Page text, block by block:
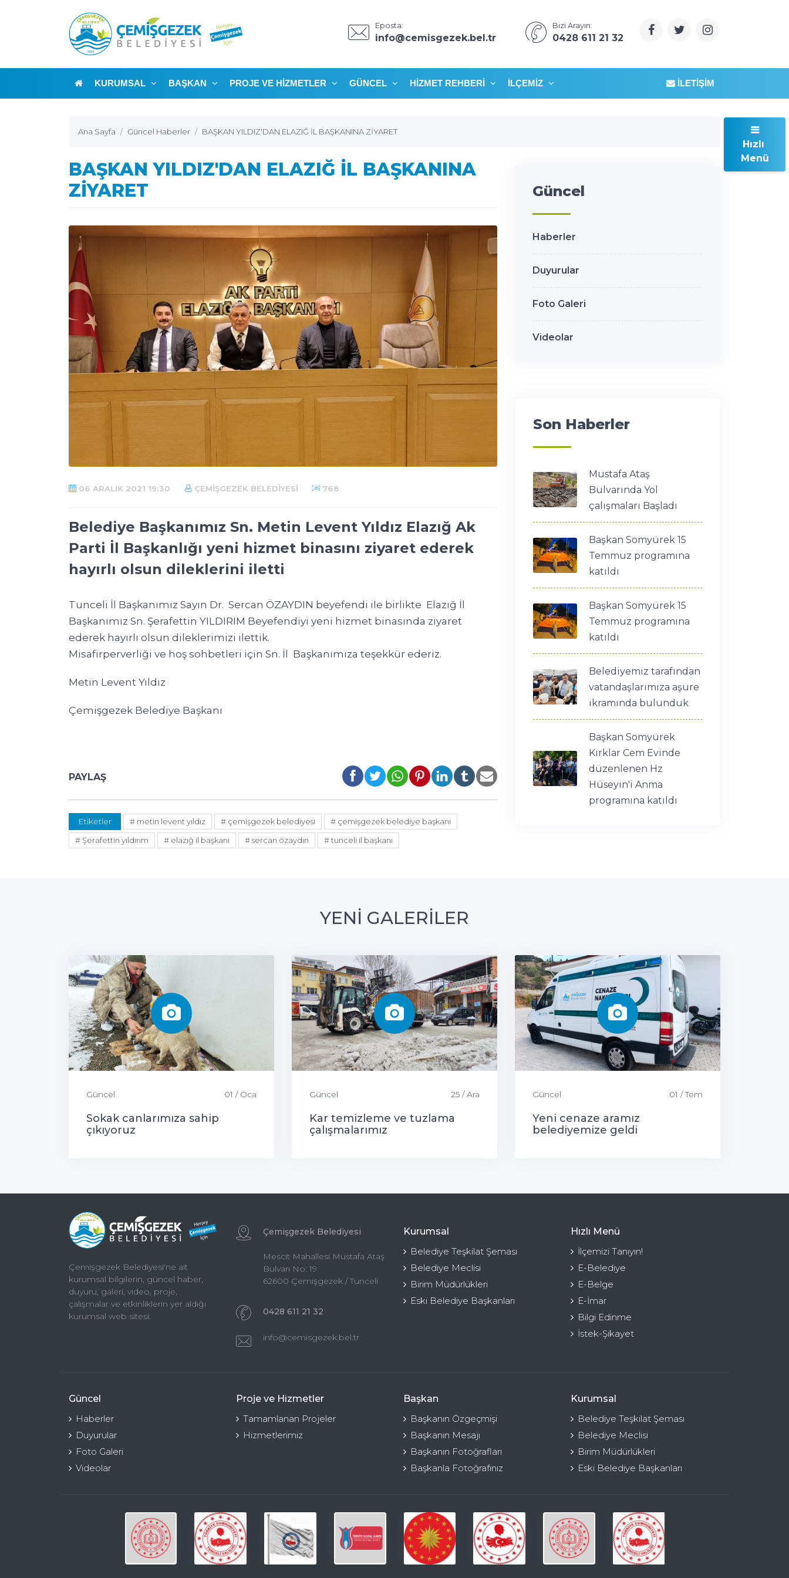
Eposta:
info@cemisgezek.bel.tr
Bizi Arayın:
0428 611 21 32
KURUMSAL BAŞKAN PROJE VE HIZMETLER GÜNCEL HIZMET REHBERI İLÇEMIZ İLETIŞIM
Ana Sayfa Güncel Haberler BAŞKAN YILDIZ'DAN ELAZIĞ İL BAŞKANINA ZİYARET
BAŞKAN YILDIZ'DAN ELAZIĞ İL BAŞKANINA
ZİYARET
06 ARALIK 2021 19:30 ÇEMIŞGEZEK BELEDIYESI 768
Belediye Başkanımız Sn. Metin Levent Yıldız Elazığ Ak
Parti İl Başkanlığı yeni hizmet binasını ziyaret ederek
hayırlı olsun dileklerini iletti
Tunceli İl Başkanımız Sayın Dr. Sercan ÖZAYDIN beyefendi ile birlikte Elazığ İl
Başkanımız Sn. Şerafettin YILDIRIM Beyefendiyi yeni hizmet binasında ziyaret
ederek hayırlı olsun dileklerimizi ilettik.
Misafirperverliği ve hoş sohbetleri için Sn. İl Başkanımıza teşekkür ederiz.
Metin Levent Yıldız
Çemişgezek Belediye Başkanı
PAYLAŞ
Etiketler # metin levent yıldız # çemişgezek belediyesi
# çemişgezek belediye başkanı
# Şerafettin yıldırım
# elazığ il başkanı # sercan özaydın # tunceli il başkanı
Güncel
Haberler
Duyurular
Foto Galeri
Videolar
Son Haberler
Mustafa Ataş
Bulvarında Yol
çalışmaları Başladı
Başkan Somyürek 15
Temmuz programına
katıldı
Başkan Somyürek 15
Temmuz programına
katıldı
Belediyemiz tarafından
vatandaşlarımıza aşure
ikramında bulunduk
Başkan Somyürek
Kırklar Cem Evinde
düzenlenen Hz
Hüseyin'i Anma
programına katıldı
YENİ GALERİLER
Güncel 01 / Oca
Sokak canlarımıza sahip
çıkıyoruz
Güncel 25 / Ara
Kar temizleme ve tuzlama
çalışmalarımız
Güncel 01 / Tem
Yeni cenaze aramız
belediyemize geldi
Çemişgezek Belediyesi'ne ait
kurumsal bilgilerin, güncel haber,
duyuru, galeri, video, proje,
çalışmalar ve etkinliklerin yer aldığı
kurumsal web sitesi.
Çemişgezek Belediyesi
Mescit Mahallesi Mustafa Ataş
Bulvarı No: 19
62600 Çemişgezek / Tunceli
0428 611 21 32
info@cemisgezek.bel.tr
Kurumsal
Belediye Teşkilat Şeması
Belediye Meclisi
Birim Müdürlükleri
Eski Belediye Başkanları
Hızlı Menü
İlçemizi Tanıyın!
E-Belediye
E-Belge
E-İmar
Bilgi Edinme
İstek-Şikayet
Güncel
Haberler
Duyurular
Foto Galeri
Videolar
Proje ve Hizmetler
Tamamlanan Projeler
Hizmetlerimiz
Başkan
Başkanın Özgeçmişi
Başkanın Mesajı
Başkanın Fotoğrafları
Başkanla Fotoğrafınız
Kurumsal
Belediye Teşkilat Şeması
Belediye Meclisi
Birim Müdürlükleri
Eski Belediye Başkanları
Hızlı
Menü